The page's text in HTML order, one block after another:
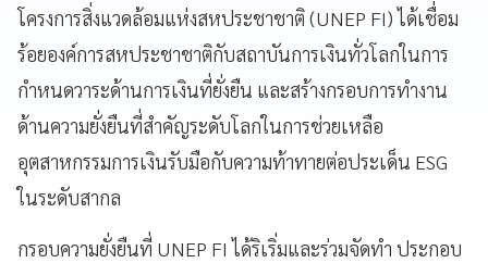
โครงการสิ่งแวดล้อมแห่งสหประชาชาติ (UNEP FI) ได้เชื่อม
ร้อยองค์การสหประชาชาติกับสถาบันการเงินทั่วโลกในการ
กำหนดวาระด้านการเงินที่ยั่งยืน และสร้างกรอบการทำงาน
ด้านความยั่งยืนที่สำคัญระดับโลกในการช่วยเหลือ
อุตสาหกรรมการเงินรับมือกับความท้าทายต่อประเด็น ESG
ในระดับสากล
กรอบความยั่งยืนที่ UNEP FI ได้ริเริ่มและร่วมจัดทำ ประกอบ